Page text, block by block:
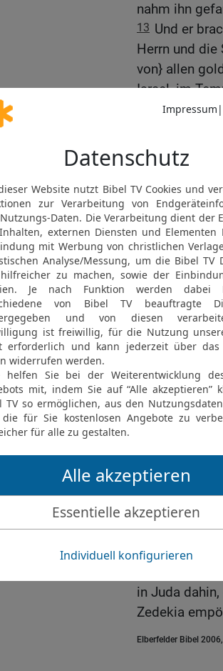
nahm ihn
13 Und er
Herrn und die
von} allen
Israel, im
geredet hatte.
Und er
Obersten
Gefangene,
übrig als nur
15
Und er
Mutter des
Hofbeamten
Gefangene[2]
16 Und alle
Schlosser,
brachte der
Und der
an seiner
Zedekia.
Zedekia,
Flucht und
18 21 Jahre
elf Jahre in
Hamutal, die
19 Und er tat,
was Jojakim
Denn
in Juda
Zedekia
Elberfelder Bibel